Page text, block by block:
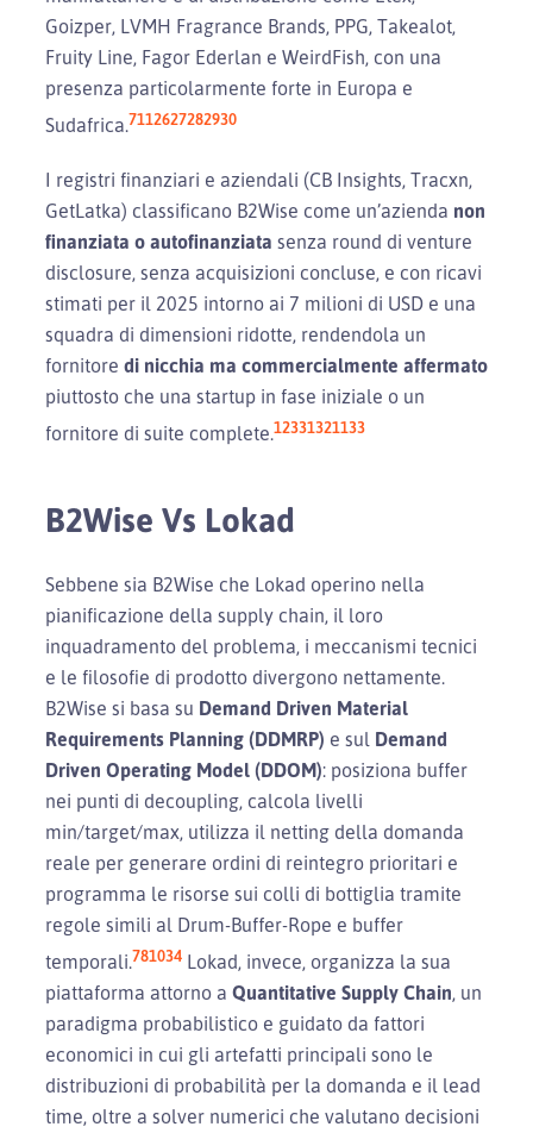
Goizper, LVMH Fragrance Brands, PPG, Takealot,
Fruity Line, Fagor Ederlan e WeirdFish, con una
presenza particolarmente forte in Europa e
Sudafrica.7112627282930
I registri finanziari e aziendali (CB Insights, Tracxn,
GetLatka) classificano B2Wise come un’azienda non
finanziata o autofinanziata senza round di venture
disclosure, senza acquisizioni concluse, e con ricavi
stimati per il 2025 intorno ai 7 milioni di USD e una
squadra di dimensioni ridotte, rendendola un
fornitore di nicchia ma commercialmente affermato
piuttosto che una startup in fase iniziale o un
fornitore di suite complete.12331321133
B2Wise Vs Lokad
Sebbene sia B2Wise che Lokad operino nella
pianificazione della supply chain, il loro
inquadramento del problema, i meccanismi tecnici
e le filosofie di prodotto divergono nettamente.
B2Wise si basa su Demand Driven Material
Requirements Planning (DDMRP) e sul Demand
Driven Operating Model (DDOM): posiziona buffer
nei punti di decoupling, calcola livelli
min/target/max, utilizza il netting della domanda
reale per generare ordini di reintegro prioritari e
programma le risorse sui colli di bottiglia tramite
regole simili al Drum-Buffer-Rope e buffer
temporali.781034 Lokad, invece, organizza la sua
piattaforma attorno a Quantitative Supply Chain, un
paradigma probabilistico e guidato da fattori
economici in cui gli artefatti principali sono le
distribuzioni di probabilità per la domanda e il lead
time, oltre a solver numerici che valutano decisioni